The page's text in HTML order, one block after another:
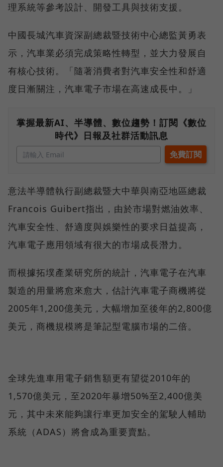
理系統等參考設計、開發工具與技術支援。
中國長城汽車資深副總裁暨技術中心總監黃勇表
示，汽車業必須完成策略性轉型，並大力發展自
有核心技術。「隨著消費者對汽車安全性和舒適
度日漸關注，汽車電子市場在高速成長中。」
掌握最新AI、半導體、數位趨勢！訂閱《數位
時代》日報及社群活動訊息
意法半導體執行副總裁暨大中華與南亞地區總裁
Francois Guibert指出，由於市場對燃油效率、
汽車安全性、舒適度與娛樂性的要求日益提高，
汽車電子應用領域有很大的市場成長潛力。
而根據拓墣產業研究所的統計，汽車電子在汽車
製造的用量將愈來愈大，估計汽車電子商機將從
2005年1,200億美元，大幅增加至後年的2,800億
美元，商機規模將是筆記型電腦市場的二倍。
全球先進車用電子銷售額更有望從2010年的
1,570億美元，至2020年暴增50%至2,400億美
元，其中未來能夠讓行車更加安全的駕駛人輔助
系統（ADAS）將會成為重要賣點。